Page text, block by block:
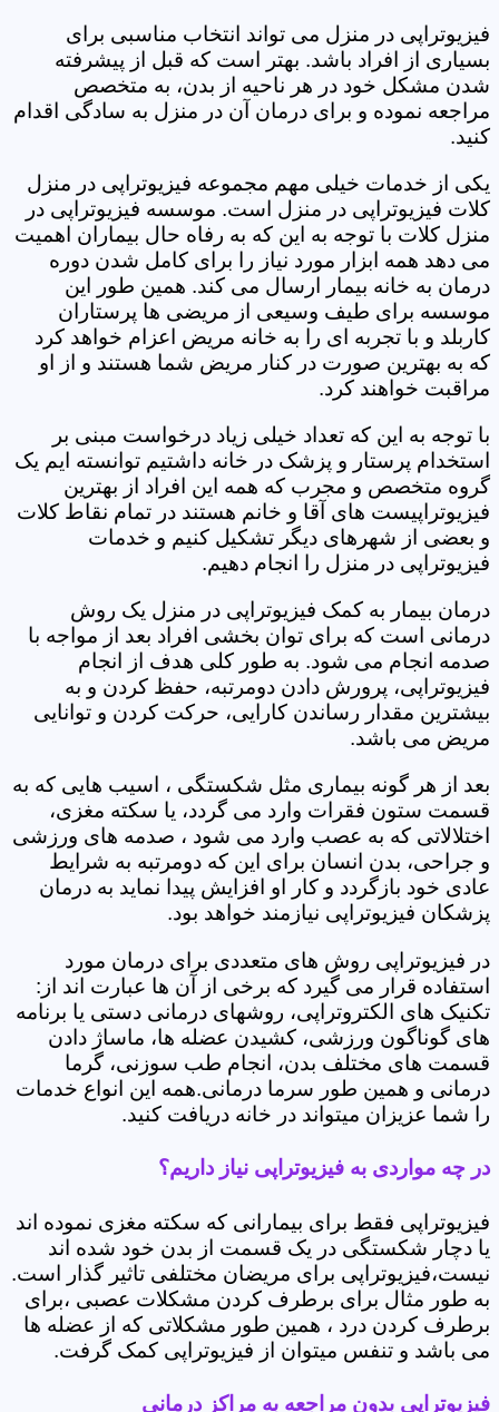
فیزیوتراپی در منزل می تواند انتخاب مناسبی برای
بسیاری از افراد باشد. بهتر است که قبل از پیشرفته
شدن مشکل خود در هر ناحیه از بدن، به متخصص
مراجعه نموده و برای درمان آن در منزل به سادگی اقدام
کنید.
یکی از خدمات خیلی مهم مجموعه فیزیوتراپی در منزل
کلات فیزیوتراپی در منزل است. موسسه فیزیوتراپی در
منزل کلات با توجه به این که به رفاه حال بیماران اهمیت
می دهد همه ابزار مورد نیاز را برای کامل شدن دوره
درمان به خانه بیمار ارسال می کند. همین طور این
موسسه برای طیف وسیعی از مریضی ها پرستاران
کاربلد و با تجربه ای را به خانه مریض اعزام خواهد کرد
که به بهترین صورت در کنار مریض شما هستند و از او
مراقبت خواهند کرد.
با توجه به این که تعداد خیلی زیاد درخواست مبنی بر
استخدام پرستار و پزشک در خانه داشتیم توانسته ایم یک
گروه متخصص و مجرب که همه این افراد از بهترین
فیزیوتراپیست های آقا و خانم هستند در تمام نقاط کلات
و بعضی از شهرهای دیگر تشکیل کنیم و خدمات
فیزیوتراپی در منزل را انجام دهیم.
درمان بیمار به کمک فیزیوتراپی در منزل یک روش
درمانی است که برای توان بخشی افراد بعد از مواجه با
صدمه انجام می شود. به طور کلی هدف از انجام
فیزیوتراپی، پرورش دادن دومرتبه، حفظ کردن و به
بیشترین مقدار رساندن کارایی، حرکت کردن و توانایی
مریض می باشد.
بعد از هر گونه بیماری مثل شکستگی ، اسیب هایی که به
قسمت ستون فقرات وارد می گردد، یا سکته مغزی،
اختلالاتی که به عصب وارد می شود ، صدمه های ورزشی
و جراحی، بدن انسان برای این که دومرتبه به شرایط
عادی خود بازگردد و کار او افزایش پیدا نماید به درمان
پزشکان فیزیوتراپی نیازمند خواهد بود.
در فیزیوتراپی روش های متعددی برای درمان مورد
استفاده قرار می گیرد که برخی از آن ها عبارت اند از:
تکنیک های الکتروتراپی، روشهای درمانی دستی یا برنامه
های گوناگون ورزشی، کشیدن عضله ها، ماساژ دادن
قسمت های مختلف بدن، انجام طب سوزنی، گرما
درمانی و همین طور سرما درمانی.همه این انواع خدمات
را شما عزیزان میتواند در خانه دریافت کنید.
در چه مواردی به فیزیوتراپی نیاز داریم؟
فیزیوتراپی فقط برای بیمارانی که سکته مغزی نموده اند
یا دچار شکستگی در یک قسمت از بدن خود شده اند
نیست،فیزیوتراپی برای مریضان مختلفی تاثیر گذار است.
به طور مثال برای برطرف کردن مشکلات عصبی ،برای
برطرف کردن درد ، همین طور مشکلاتی که از عضله ها
می باشد و تنفس میتوان از فیزیوتراپی کمک گرفت.
فیزیوتراپی بدون مراجعه به مراکز درمانی